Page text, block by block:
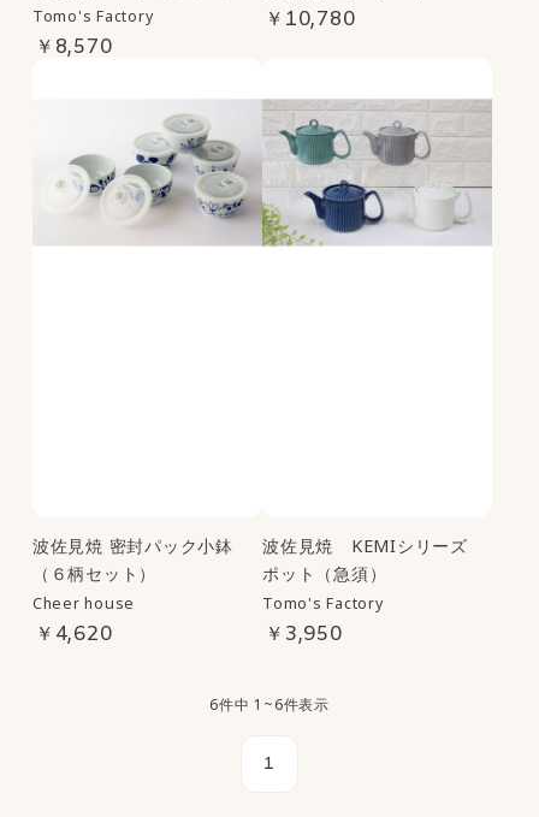
H）３点セット｜Tomo's F
actory
Tomo's Factory
￥8,570
￥10,780
波佐見焼 密封パック小鉢
（６柄セット）
Cheer house
￥4,620
波佐見焼 KEMIシリーズ
ポット（急須）
Tomo's Factory
￥3,950
6件中 1~6件表示
1